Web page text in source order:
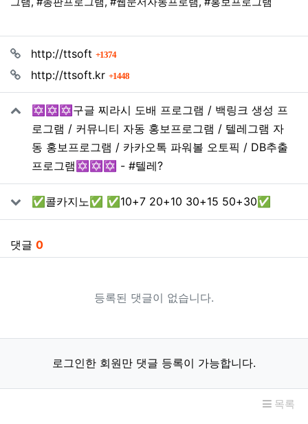
http://ttsoft 1374회 연결
http://ttsoft.kr
1448회 연결
✡️✡️✡️구글 찌라시 도배 프로그램 / 백링크 생성 프
로그램 / 커뮤니티 자동 홍보프로그램 / 텔레그램 자
동 홍보프로그램 / 카카오톡 파워볼 오토픽 / DB추출
프로그램✡️✡️✡️ - #텔레?
✅콜카지노✅ ✅10+7 20+10 30+15 50+30✅
댓글 0
등록된 댓글이 없습니다.
로그인한 회원만 댓글 등록이 가능합니다.
목록